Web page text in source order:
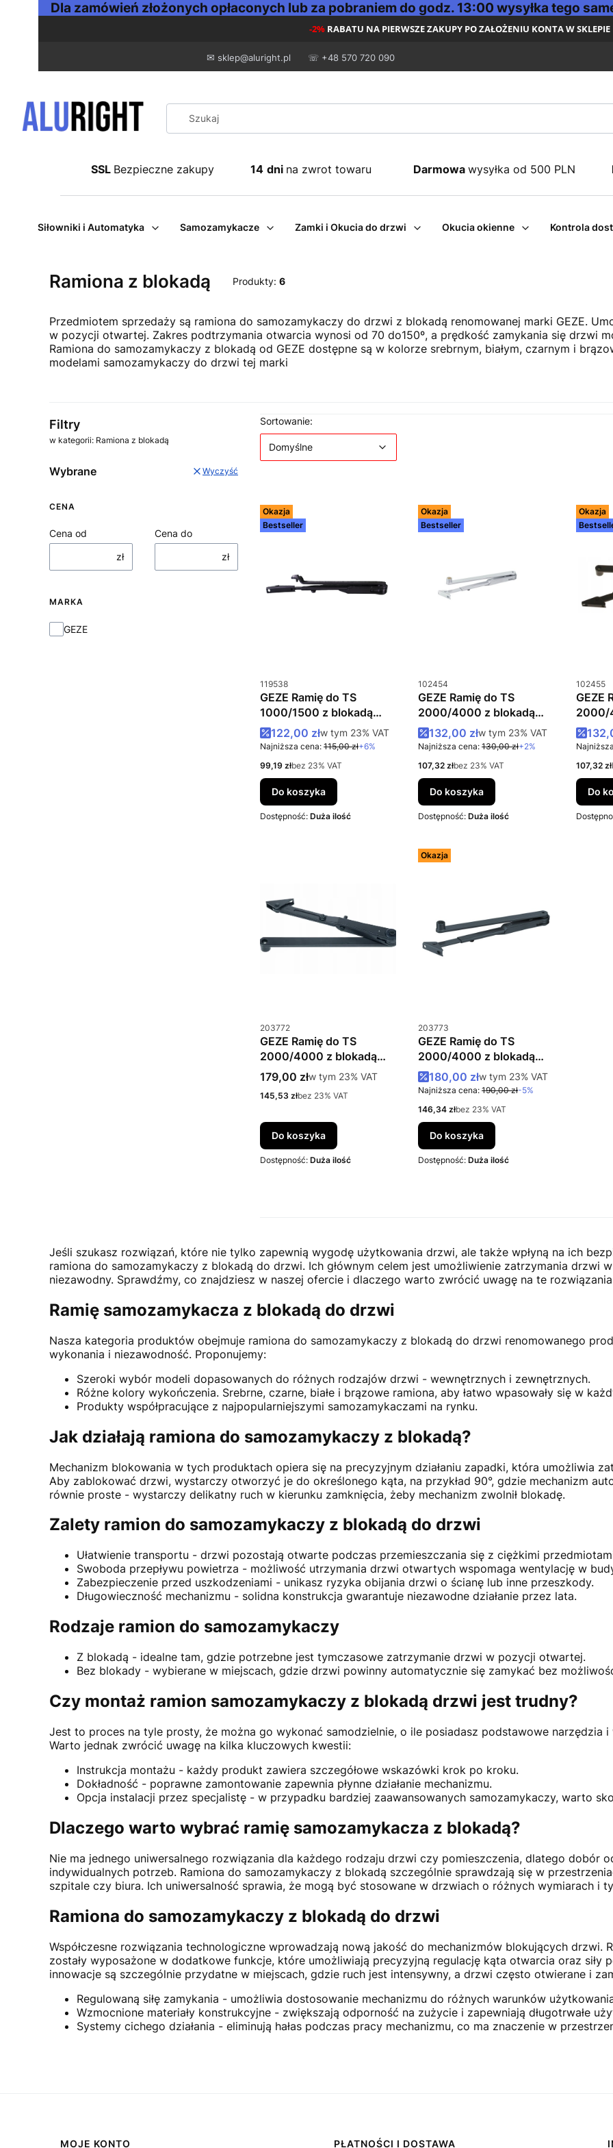
Dla zamówień złożonych opłaconych lub za pobraniem do godz. 13:00 wysyłka tego
-2% RABATU NA PIERWSZE ZAKUPY PO ZAŁOŻENIU KONTA W SKLEPIE
✉ sklep@aluright.pl ☏ +48 570 720 090
SSL Bezpieczne zakupy 14 dni na zwrot towaru Darmowa wysyłka od 500 PLN
Siłowniki i Automatyka Samozamykacze Zamki i Okucia do drzwi Okucia okienne Kontrola
Ramiona z blokadą Produkty: 6
Przedmiotem sprzedaży są ramiona do samozamykaczy do drzwi z blokadą renomowanej marki GEZE.
w pozycji otwartej. Zakres podtrzymania otwarcia wynosi od 70 do150º, a prędkość zamykania się drzwi
Ramiona do samozamykaczy z blokadą od GEZE dostępne są w kolorze srebrnym, białym, czarnym i
modelami samozamykaczy do drzwi tej marki
Filtry
w kategorii: Ramiona z blokadą
Wybrane Wyczyść
CENA
Cena od
zł
Cena do
zł
MARKA
Marka
GEZE
Lista produktów
Sortowanie:
Domyślne
Okazja
Bestseller
Kod produktu
119538
GEZE Ramię do TS
1000/1500 z blokadą
czarne
Cena promocyjna brutto
122,00 złw tym %s VAT
w tym 23% VAT
Najniższa cena: 115,00 zł+6%
Cena netto
99,19 złbez 23% VAT
Do koszyka
Dostępność: Duża ilość
Okazja
Bestseller
Kod produktu
102454
GEZE Ramię do TS
2000/4000 z blokadą
srebrne
Cena promocyjna brutto
132,00 złw tym %s VAT
w tym 23% VAT
Najniższa cena: 130,00 zł+2%
Cena netto
107,32 złbez 23% VAT
Do koszyka
Dostępność: Duża ilość
Okazja
Kod
102455
GEZE
2000/
Cena
107,32 zł
Do
Kod produktu
203772
GEZE Ramię do TS
2000/4000 z blokadą
wł/wył antracyt
Cena brutto
179,00 złw tym %s VAT
w tym 23% VAT
Cena netto
145,53 złbez 23% VAT
Do koszyka
Dostępność: Duża ilość
Okazja
Kod produktu
203773
GEZE Ramię do TS
2000/4000 z blokadą
antracyt
Cena promocyjna brutto
180,00 złw tym %s VAT
w tym 23% VAT
Najniższa cena: 190,00 zł-5%
Cena netto
146,34 złbez 23% VAT
Do koszyka
Dostępność: Duża ilość
Jeśli szukasz rozwiązań, które nie tylko zapewnią wygodę użytkowania drzwi, ale także wpłyną na ich
ramiona do samozamykaczy z blokadą do drzwi. Ich głównym celem jest umożliwienie zatrzymania drzwi
niezawodny. Sprawdźmy, co znajdziesz w naszej ofercie i dlaczego warto zwrócić uwagę na te
Ramię samozamykacza z blokadą do drzwi
Nasza kategoria produktów obejmuje ramiona do samozamykaczy z blokadą do drzwi renomowanego
wykonania i niezawodność. Proponujemy:
Szeroki wybór modeli dopasowanych do różnych rodzajów drzwi - wewnętrznych i zewnętrznych.
Różne kolory wykończenia. Srebrne, czarne, białe i brązowe ramiona, aby łatwo wpasowały się w
Produkty współpracujące z najpopularniejszymi samozamykaczami na rynku.
Jak działają ramiona do samozamykaczy z blokadą?
Mechanizm blokowania w tych produktach opiera się na precyzyjnym działaniu zapadki, która umożliwia
Aby zablokować drzwi, wystarczy otworzyć je do określonego kąta, na przykład 90°, gdzie mechanizm
równie proste - wystarczy delikatny ruch w kierunku zamknięcia, żeby mechanizm zwolnił blokadę.
Zalety ramion do samozamykaczy z blokadą do drzwi
Ułatwienie transportu - drzwi pozostają otwarte podczas przemieszczania się z ciężkimi
Swoboda przepływu powietrza - możliwość utrzymania drzwi otwartych wspomaga wentylację w
Zabezpieczenie przed uszkodzeniami - unikasz ryzyka obijania drzwi o ścianę lub inne przeszkody.
Długowieczność mechanizmu - solidna konstrukcja gwarantuje niezawodne działanie przez lata.
Rodzaje ramion do samozamykaczy
Z blokadą - idealne tam, gdzie potrzebne jest tymczasowe zatrzymanie drzwi w pozycji otwartej.
Bez blokady - wybierane w miejscach, gdzie drzwi powinny automatycznie się zamykać bez
Czy montaż ramion samozamykaczy z blokadą drzwi jest trudny?
Jest to proces na tyle prosty, że można go wykonać samodzielnie, o ile posiadasz podstawowe narzędzia i
Warto jednak zwrócić uwagę na kilka kluczowych kwestii:
Instrukcja montażu - każdy produkt zawiera szczegółowe wskazówki krok po kroku.
Dokładność - poprawne zamontowanie zapewnia płynne działanie mechanizmu.
Opcja instalacji przez specjalistę - w przypadku bardziej zaawansowanych samozamykaczy, warto
Dlaczego warto wybrać ramię samozamykacza z blokadą?
Nie ma jednego uniwersalnego rozwiązania dla każdego rodzaju drzwi czy pomieszczenia, dlatego dobór
indywidualnych potrzeb. Ramiona do samozamykaczy z blokadą szczególnie sprawdzają się w
szpitale czy biura. Ich uniwersalność sprawia, że mogą być stosowane w drzwiach o różnych wymiarach i
Ramiona do samozamykaczy z blokadą do drzwi
Współczesne rozwiązania technologiczne wprowadzają nową jakość do mechanizmów blokujących drzwi.
zostały wyposażone w dodatkowe funkcje, które umożliwiają precyzyjną regulację kąta otwarcia oraz siły
innowacje są szczególnie przydatne w miejscach, gdzie ruch jest intensywny, a drzwi często otwierane i
Regulowaną siłę zamykania - umożliwia dostosowanie mechanizmu do różnych warunków
Wzmocnione materiały konstrukcyjne - zwiększają odporność na zużycie i zapewniają długotrwałe
Systemy cichego działania - eliminują hałas podczas pracy mechanizmu, co ma znaczenie w
MOJE KONTO PŁATNOŚCI I DOSTAWA